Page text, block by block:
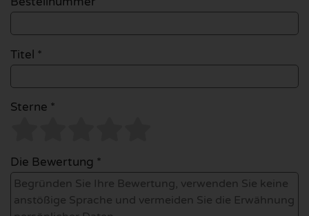
Titel *
Sterne *
Die Bewertung *